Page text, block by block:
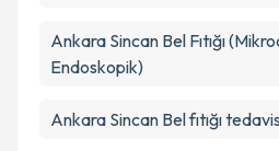
Ankara Sincan Bel Fıtığı
Endoskopik)
Ankara Sincan Bel fıtığı